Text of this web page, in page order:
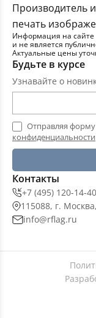
Производитель
печать
Информация на сайте
и не является
Актуальные цены
Будьте в курсе
Узнавайте о
Отправляя
конфиденциальности
Контакты
+7 (495) 120-14-40
115088, г.
info@rflag.ru